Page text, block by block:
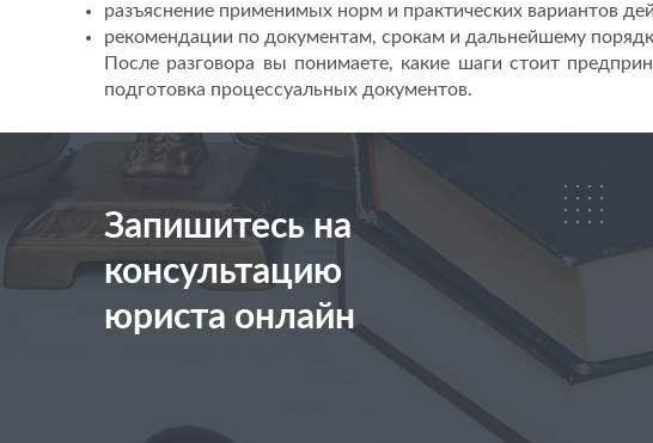
разъяснение применимых норм и практических вариантов
рекомендации по документам, срокам и дальнейшему
После разговора вы понимаете, какие шаги стоит
подготовка процессуальных документов.
Запишитесь на
консультацию
юриста онлайн